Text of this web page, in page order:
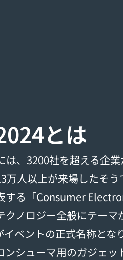
とは
は、3200社を超える企
万人以上が来場したそ
する「Consumer
クノロジー全般にテー
イベントの正式名称とな
ンシューマ用のガジェ